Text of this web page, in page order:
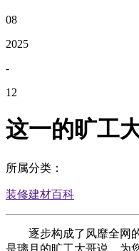
08
2025
-
12
这一的旷工
所属分类：
装修建材百科
逐步构成了风靡全网的
是璃月的旷工大哥说，为